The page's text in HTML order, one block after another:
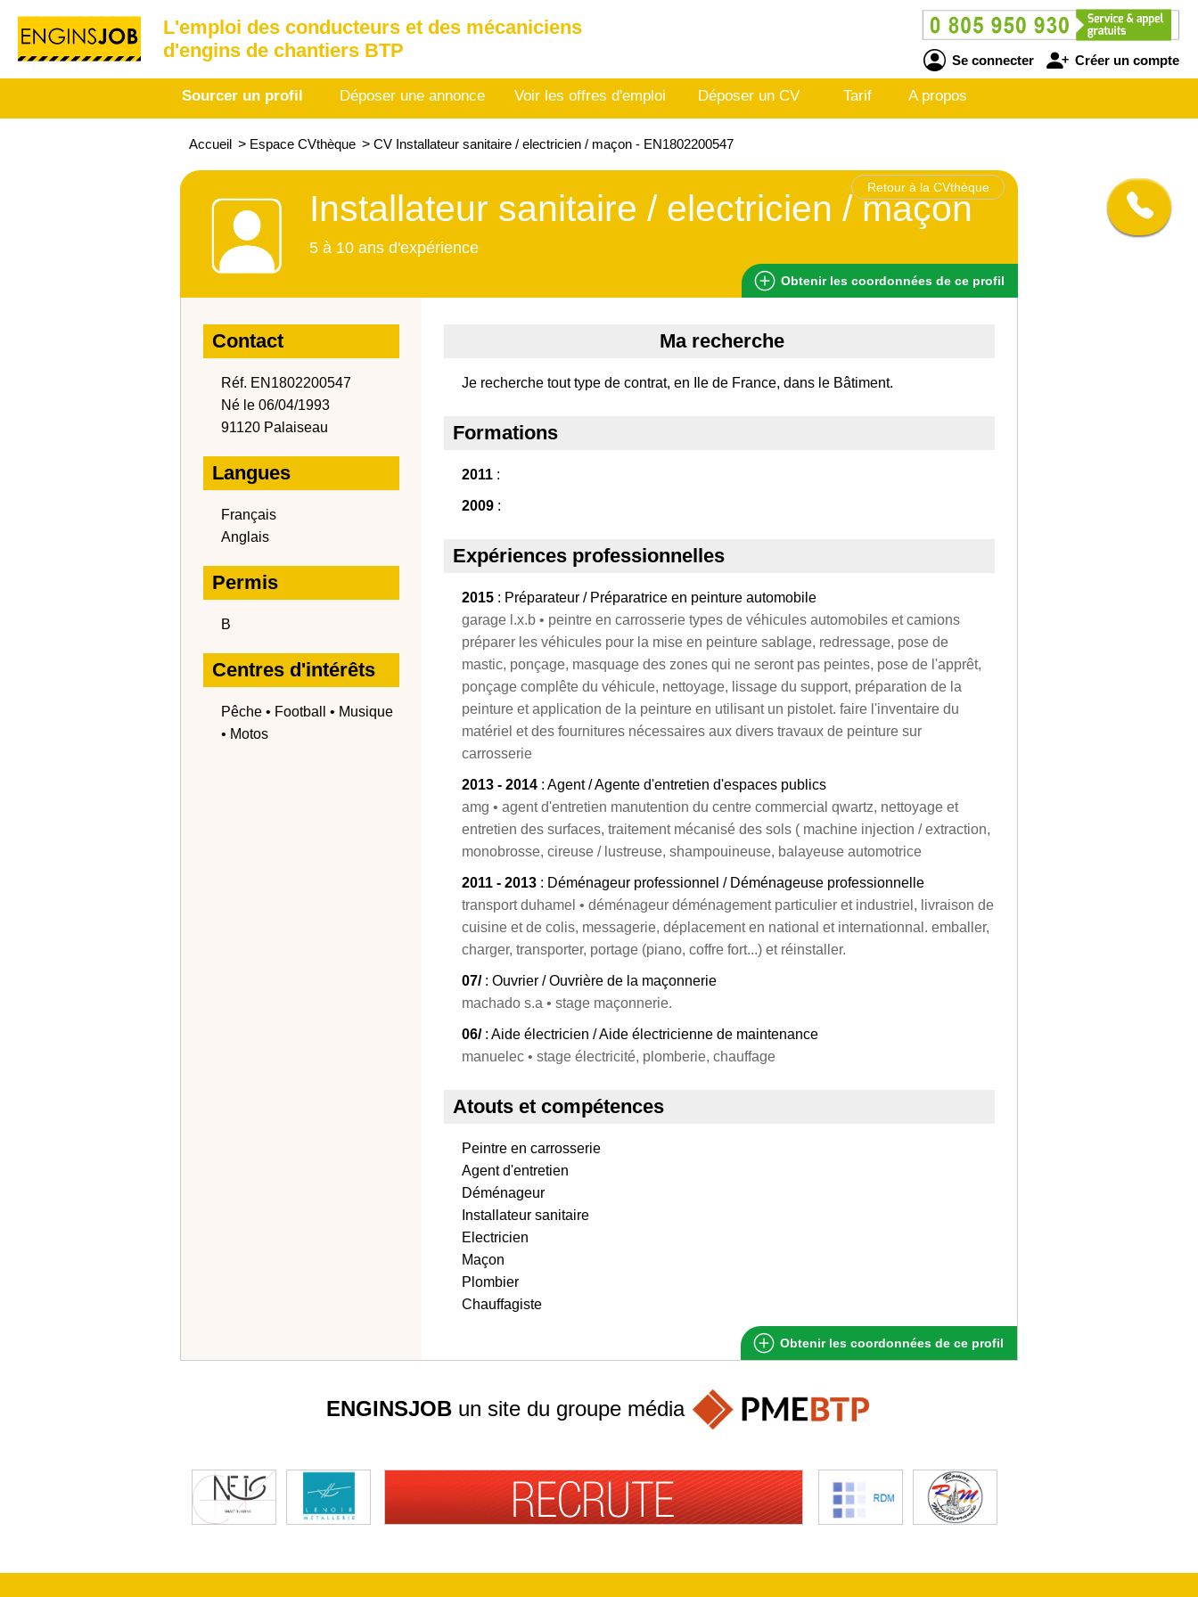
L'emploi des conducteurs et des mécaniciens
d'engins de chantiers BTP
Se connecter Créer un compte
Sourcer un profil Déposer une annonce Voir les offres d'emploi Déposer un CV Tarif A propos
Accueil > Espace CVthèque > CV Installateur sanitaire / electricien / maçon - EN1802200547
Retour à la CVthèque
Installateur sanitaire / electricien / maçon
5 à 10 ans d'expérience
Obtenir les coordonnées de ce profil
Contact
Réf. EN1802200547
Né le 06/04/1993
91120 Palaiseau
Langues
Français
Anglais
Permis
B
Centres d'intérêts
Pêche • Football • Musique
• Motos
Ma recherche
Je recherche tout type de contrat, en Ile de France, dans le Bâtiment.
Formations
2011 :
2009 :
Expériences professionnelles
2015 : Préparateur / Préparatrice en peinture automobile
garage l.x.b • peintre en carrosserie types de véhicules automobiles et camions
préparer les véhicules pour la mise en peinture sablage, redressage, pose de
mastic, ponçage, masquage des zones qui ne seront pas peintes, pose de l'apprêt,
ponçage complête du véhicule, nettoyage, lissage du support, préparation de la
peinture et application de la peinture en utilisant un pistolet. faire l'inventaire du
matériel et des fournitures nécessaires aux divers travaux de peinture sur
carrosserie
2013 - 2014 : Agent / Agente d'entretien d'espaces publics
amg • agent d'entretien manutention du centre commercial qwartz, nettoyage et
entretien des surfaces, traitement mécanisé des sols ( machine injection / extraction,
monobrosse, cireuse / lustreuse, shampouineuse, balayeuse automotrice
2011 - 2013 : Déménageur professionnel / Déménageuse professionnelle
transport duhamel • déménageur déménagement particulier et industriel, livraison de
cuisine et de colis, messagerie, déplacement en national et internationnal. emballer,
charger, transporter, portage (piano, coffre fort...) et réinstaller.
07/: Ouvrier / Ouvrière de la maçonnerie
machado s.a • stage maçonnerie.
06/: Aide électricien / Aide électricienne de maintenance
manuelec • stage électricité, plomberie, chauffage
Atouts et compétences
Peintre en carrosserie
Agent d'entretien
Déménageur
Installateur sanitaire
Electricien
Maçon
Plombier
Chauffagiste
Obtenir les coordonnées de ce profil
ENGINSJOB un site du groupe média